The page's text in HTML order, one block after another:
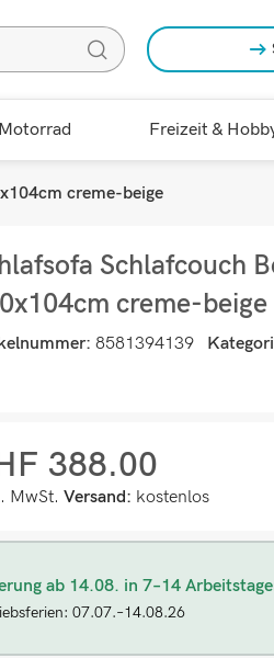
Freizeit &
creme-beige
Schlafcouch
creme-beige
8581394139
388.00
MwSt. Versand: kostenlos
ab 14.08. in 7–14
07.07.–14.08.26